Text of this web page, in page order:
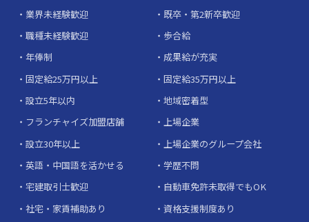
業界未経験歓迎
既卒・第2新卒歓迎
職種未経験歓迎
歩合給
年俸制
成果給が充実
固定給25万円以上
固定給35万円以上
設立5年以内
地域密着型
フランチャイズ加盟店舗
上場企業
設立30年以上
上場企業のグループ会社
英語・中国語を活かせる
学歴不問
宅建取引士歓迎
自動車免許未取得でもOK
社宅・家賃補助あり
資格支援制度あり